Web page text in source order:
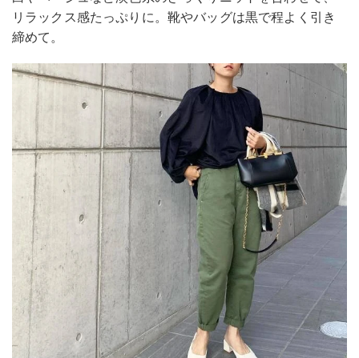
リラックス感たっぷりに。靴やバッグは黒で程よく引き
締めて。